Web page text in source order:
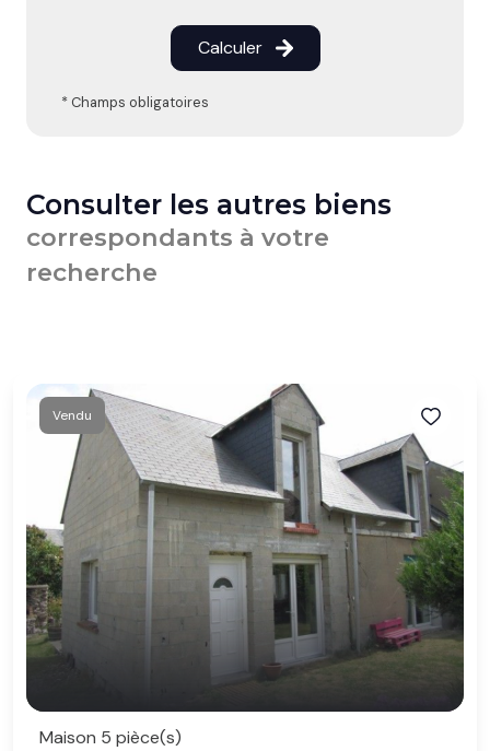
Calculer
* Champs obligatoires
Consulter les autres biens
correspondants à votre
recherche
Vendu
Maison 5 pièce(s)